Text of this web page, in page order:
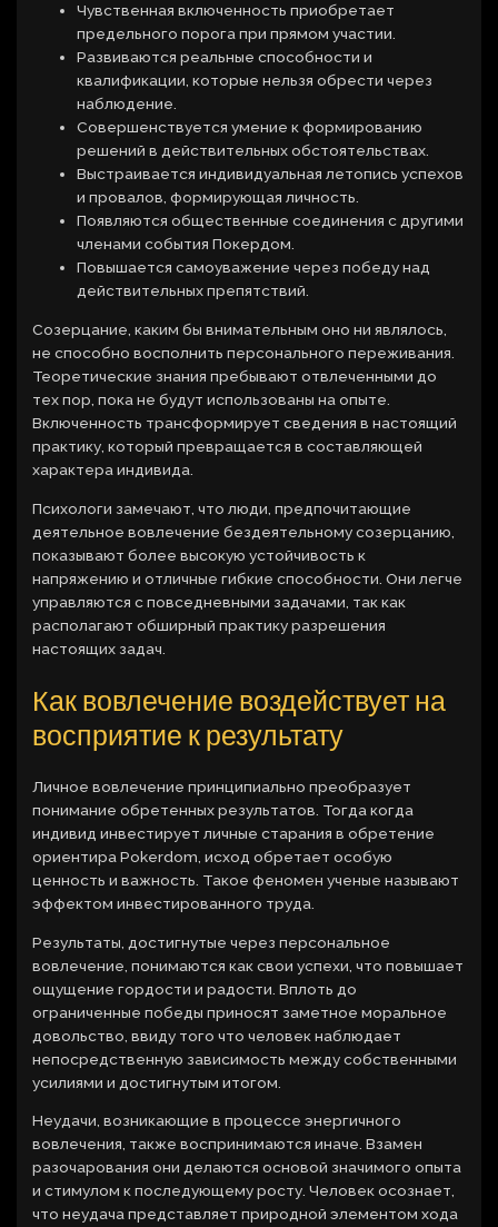
Чувственная включенность приобретает
предельного порога при прямом участии.
Развиваются реальные способности и
квалификации, которые нельзя обрести через
наблюдение.
Совершенствуется умение к формированию
решений в действительных обстоятельствах.
Выстраивается индивидуальная летопись успехов
и провалов, формирующая личность.
Появляются общественные соединения с другими
членами события Покердом.
Повышается самоуважение через победу над
действительных препятствий.
Созерцание, каким бы внимательным оно ни являлось,
не способно восполнить персонального переживания.
Теоретические знания пребывают отвлеченными до
тех пор, пока не будут использованы на опыте.
Включенность трансформирует сведения в настоящий
практику, который превращается в составляющей
характера индивида.
Психологи замечают, что люди, предпочитающие
деятельное вовлечение бездеятельному созерцанию,
показывают более высокую устойчивость к
напряжению и отличные гибкие способности. Они легче
управляются с повседневными задачами, так как
располагают обширный практику разрешения
настоящих задач.
Как вовлечение воздействует на
восприятие к результату
Личное вовлечение принципиально преобразует
понимание обретенных результатов. Тогда когда
индивид инвестирует личные старания в обретение
ориентира Pokerdom, исход обретает особую
ценность и важность. Такое феномен ученые называют
эффектом инвестированного труда.
Результаты, достигнутые через персональное
вовлечение, понимаются как свои успехи, что повышает
ощущение гордости и радости. Вплоть до
ограниченные победы приносят заметное моральное
довольство, ввиду того что человек наблюдает
непосредственную зависимость между собственными
усилиями и достигнутым итогом.
Неудачи, возникающие в процессе энергичного
вовлечения, также воспринимаются иначе. Взамен
разочарования они делаются основой значимого опыта
и стимулом к последующему росту. Человек осознает,
что неудача представляет природной элементом хода